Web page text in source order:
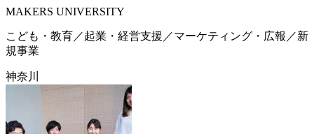
MAKERS UNIVERSITY
こども・教育／起業・経営支援／マーケティング・広報／新
規事業
神奈川